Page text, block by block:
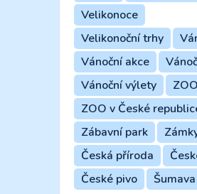
Velikonoce
Velikonoční trhy
Vánoční akce
Vánoční výlety
ZOO
ZOO v České
Zábavní park
Česká příroda
České pivo
Šumava